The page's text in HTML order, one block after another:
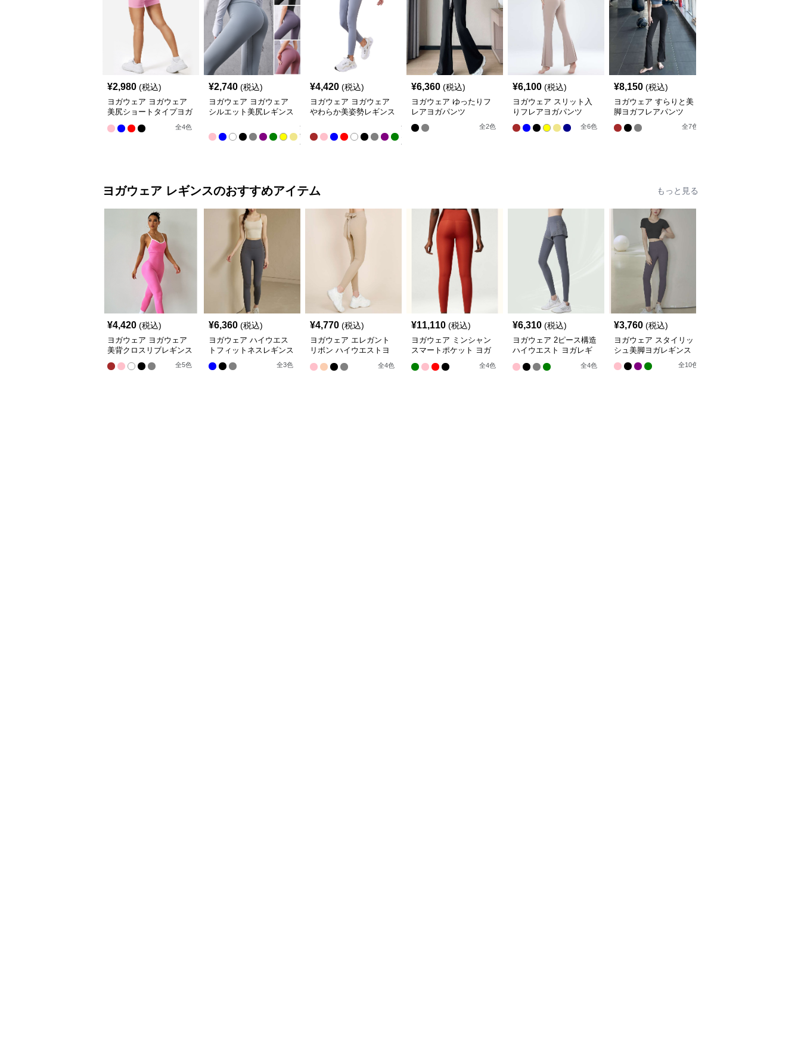
¥2,980 (税込)
ヨガウェア ヨガウェア
美尻ショートタイプヨガ
全4色
¥2,740 (税込)
ヨガウェア ヨガウェア
シルエット美尻レギンス
全
9
色
¥4,420 (税込)
ヨガウェア ヨガウェア
やわらか美姿勢レギンス
全
色
¥6,360 (税込)
ヨガウェア ゆったりフ
レアヨガパンツ
全2色
¥6,100 (税込)
ヨガウェア スリット入
りフレアヨガパンツ
全6色
¥8,150 (税込)
ヨガウェア すらりと美
脚ヨガフレアパンツ
全7色
ヨガウェア レギンスのおすすめアイテム もっと見る
¥4,420 (税込)
ヨガウェア ヨガウェア
美背クロスリブレギンス
全5色
¥6,360 (税込)
ヨガウェア ハイウエス
トフィットネスレギンス
全3色
¥4,770 (税込)
ヨガウェア エレガント
リボン ハイウエストヨ
全4色
¥11,110 (税込)
ヨガウェア ミンシャン
スマートポケット ヨガ
全4色
¥6,310 (税込)
ヨガウェア 2ピース構造
ハイウエスト ヨガレギ
全4色
¥3,760 (税込)
ヨガウェア スタイリッ
シュ美脚ヨガレギンス
全10色